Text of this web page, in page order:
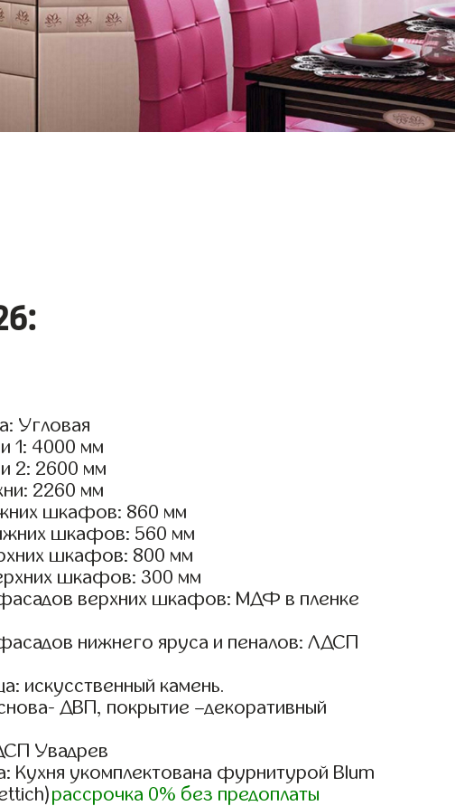
Угловая
1: 4000 мм
2: 2600 мм
2260 мм
шкафов: 860 мм
шкафов: 560 мм
шкафов: 800 мм
шкафов: 300 мм
верхних шкафов: МДФ в пленке
нижнего яруса и пеналов: ЛДСП
искусственный камень.
ДВП, покрытие –декоративный
Увадрев
Кухня укомплектована фурнитурой Blum
рассрочка 0% без предоплаты